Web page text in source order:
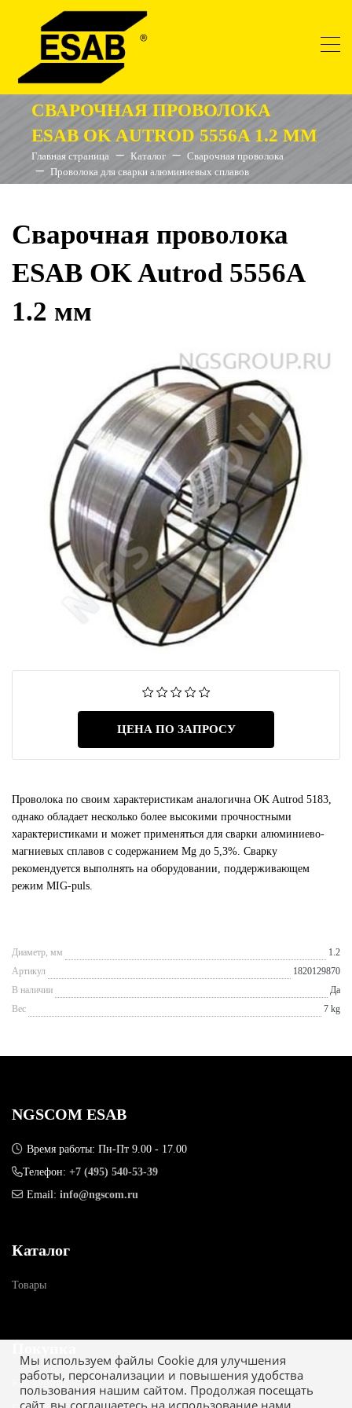
СВАРОЧНАЯ ПРОВОЛОКА
ESAB OK AUTROD 5556A 1.2 ММ
Главная страница Каталог
Сварочная проволока
Проволока для сварки алюминиевых сплавов
Сварочная проволока
ESAB OK Autrod 5556A
1.2 мм
ЦЕНА ПО ЗАПРОСУ
Проволока по своим характеристикам аналогична OK Autrod 5183,
однако обладает несколько более высокими прочностными
характеристиками и может применяться для сварки алюминиево-
магниевых сплавов с содержанием Mg до 5,3%. Сварку
рекомендуется выполнять на оборудовании, поддерживающем
режим MIG-puls.
Диаметр, мм
1.2
Артикул
1820129870
В наличии
Да
Вес
7 kg
Мы используем файлы Cookie для улучшения
работы, персонализации и повышения удобства
пользования нашим сайтом. Продолжая посещать
сайт, вы соглашаетесь на использование нами
NGSCOM ESAB
Время работы: Пн-Пт 9.00 - 17.00
Телефон: +7 (495) 540-53-39
Email: info@ngscom.ru
Каталог
Товары
Как купить